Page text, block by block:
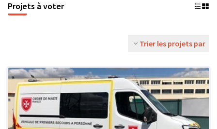
Projets à voter
Trier les projets par